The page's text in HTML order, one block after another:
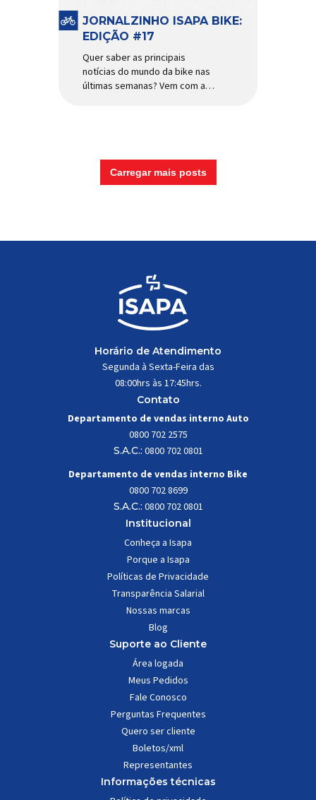
JORNALZINHO ISAPA BIKE:
EDIÇÃO #17
Quer saber as principais
notícias do mundo da bike nas
últimas semanas? Vem com a
Carregar mais posts
Horário de Atendimento
Segunda à Sexta-Feira das
08:00hrs às 17:45hrs.
Contato
Departamento de vendas interno Auto
0800 702 2575
S.A.C.: 0800 702 0801
Departamento de vendas interno Bike
0800 702 8699
S.A.C.: 0800 702 0801
Institucional
Conheça a Isapa
Porque a Isapa
Políticas de Privacidade
Transparência Salarial
Nossas marcas
Blog
Suporte ao Cliente
Área logada
Meus Pedidos
Fale Conosco
Perguntas Frequentes
Quero ser cliente
Boletos/xml
Representantes
Informações técnicas